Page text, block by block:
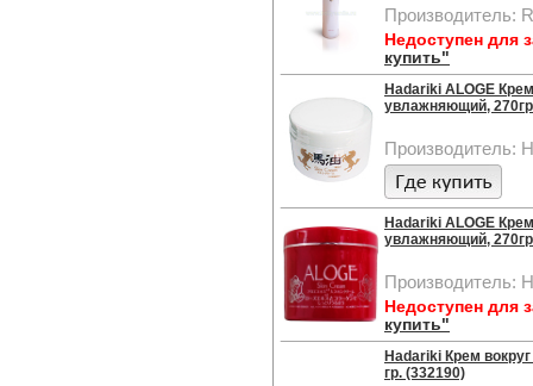
Производитель:
Недоступен для
купить"
Hadariki ALOGE
увлажняющий,
Производитель:
Hadariki ALOGE
увлажняющий,
Производитель:
Недоступен для
купить"
Hadariki Крем
гр. (332190)